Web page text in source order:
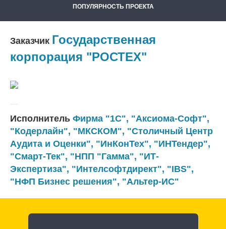
ПОПУЛЯРНОСТЬ ПРОЕКТА
Заказчик Государственная
корпорация "РОСТЕХ"
Исполнитель Фирма "1С", "Аксиома-Софт",
"Кодерлайн", "МКСКОМ", "Столичный Центр
Аудита и Оценки", "ИнКонТех", "ИНТендер",
"Смарт-Тек", "НПП "Гамма", "ИТ-
Экспертиза", "Интелсофтдирект", "IBS",
"НФП Бизнес решения", "Альтер-ИС"